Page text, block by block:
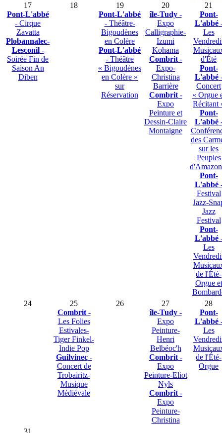
17
Pont-L'abbé
- Cirque
Zavatta
Plobannalec-
Lesconil-
Soirée Fin de
Saison An
Diben
18
19
Pont-L'abbé
- Théâtre-
Bigoudènes
en Colère
Pont-L'abbé
- Théâtre
« Bigoudènes
en Colère »
sur
Réservation
20
île-Tudy-
Expo
Calligraphie-
Izumi
Kohama
Combrit-
Expo-
Christina
Barrière
Combrit-
Expo
Peinture et
Dessin-Claire
Montaigne
21
Pont-
L'abbé
Les
d'Été
Pont-
L'abbé
Concert
« Orgue
Récitant
Pont-
L'abbé
des
sur les
Peuples
Pont-
L'abbé
Festival
Jazz-
Jazz
Festival
Pont-
L'abbé
Les
de l'Été-
Orgue et
24
25
Combrit-
Les Folies
Estivales-
Tiger Finkel-
Indie Pop
Guilvinec-
Concert de
Trobairitz-
Musique
Médiévale
26
27
île-Tudy-
Expo
Peinture-
Henri
Belbéoc'h
Combrit-
Expo
Peinture-Eliot
Nyls
Combrit-
Expo
Peinture-
Christina
28
Pont-
L'abbé
Les
de l'Été-
Orgue
31